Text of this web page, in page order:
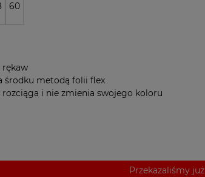
60
rękaw
środku metodą folii flex
i nie zmienia swojego koloru
Przekazaliśmy już